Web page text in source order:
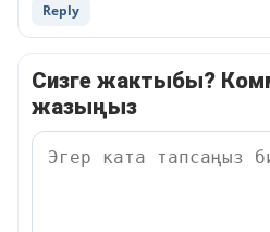
Reply
Сизге жактыбы?
жазыңыз